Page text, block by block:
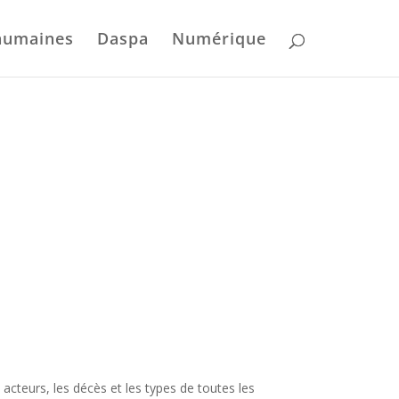
Daspa Numérique
les décès et les types de toutes les